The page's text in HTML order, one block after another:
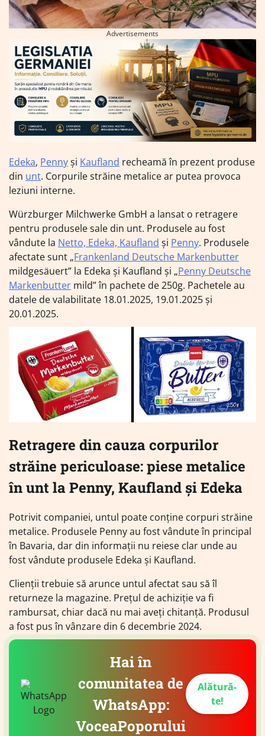
Advertisements
Edeka, Pennyși Kaufland recheamă în prezent produse
din unt. Corpurile străine metalice ar putea provoca
leziuni interne.
Würzburger Milchwerke GmbH a lansat o retragere
pentru produsele sale din unt. Produsele au fost
vândute la Netto, Edeka, Kaufland și Penny. Produsele
afectate sunt „Frankenland Deutsche Markenbutter
mildgesäuert” la Edeka și Kaufland și „Penny Deutsche
Markenbutter mild” în pachete de 250g. Pachetele au
datele de valabilitate 18.01.2025, 19.01.2025 și
20.01.2025.
Retragere din cauza corpurilor
străine periculoase: piese metalice
în unt la Penny, Kaufland și Edeka
Potrivit companiei, untul poate conține corpuri străine
metalice. Produsele Penny au fost vândute în principal
în Bavaria, dar din informații nu reiese clar unde au
fost vândute produsele Edeka și Kaufland.
Clienții trebuie să arunce untul afectat sau să îl
returneze la magazine. Prețul de achiziție va fi
rambursat, chiar dacă nu mai aveți chitanță. Produsul
a fost pus în vânzare din 6 decembrie 2024.
Hai în
comunitatea de
WhatsApp:
VoceaPoporului
Alătură-
te!